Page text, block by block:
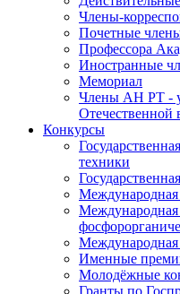
Члены-
Почетные
Профессора
Иностранные
Мемориал
Члены АН РТ -
Отечественной
Конкурсы
техники
Международная
Именные
Молодёжные
Гранты по